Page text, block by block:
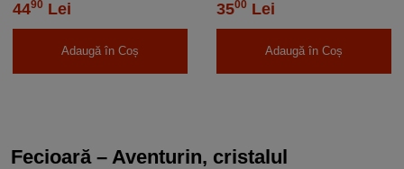
4490 Lei
Adaugă în Coș
3500 Lei
Adaugă în Coș
Fecioară – Aventurin, cristalul